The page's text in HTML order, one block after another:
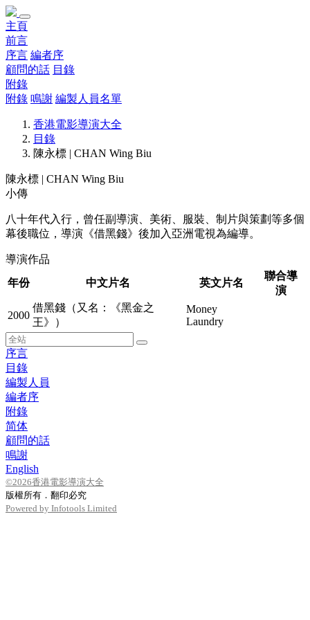
主頁
前言
序言 編者序
顧問的話 目錄
附錄
附錄 鳴謝 編製人員名單
香港電影導演大全
目錄
陳永標 | CHAN Wing Biu
陳永標 | CHAN Wing Biu
小傳
八十年代入行，曾任副導演、美術、服裝、制片與策劃等多個
幕後職位，導演《借黑錢》後加入亞洲電視為編導。
導演作品
年份
中文片名 英文片名
聯合導
演
2000
借黑錢（又名：《黑金之
王》）
Money
Laundry
序言
目錄
編製人員
編者序
附錄
简体
顧問的話
鳴謝
English
©2026香港電影導演大全
版權所有．翻印必究
Powered by Infotools Limited